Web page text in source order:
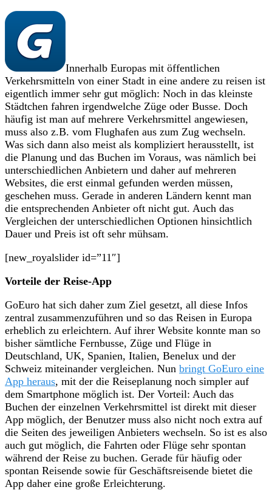
Innerhalb Europas mit öffentlichen
Verkehrsmitteln von einer Stadt in eine andere zu reisen ist
eigentlich immer sehr gut möglich: Noch in das kleinste
Städtchen fahren irgendwelche Züge oder Busse. Doch
häufig ist man auf mehrere Verkehrsmittel angewiesen,
muss also z.B. vom Flughafen aus zum Zug wechseln.
Was sich dann also meist als kompliziert herausstellt, ist
die Planung und das Buchen im Voraus, was nämlich bei
unterschiedlichen Anbietern und daher auf mehreren
Websites, die erst einmal gefunden werden müssen,
geschehen muss. Gerade in anderen Ländern kennt man
die entsprechenden Anbieter oft nicht gut. Auch das
Vergleichen der unterschiedlichen Optionen hinsichtlich
Dauer und Preis ist oft sehr mühsam.
[new_royalslider id=”11″]
Vorteile der Reise-App
GoEuro hat sich daher zum Ziel gesetzt, all diese Infos
zentral zusammenzuführen und so das Reisen in Europa
erheblich zu erleichtern. Auf ihrer Website konnte man so
bisher sämtliche Fernbusse, Züge und Flüge in
Deutschland, UK, Spanien, Italien, Benelux und der
Schweiz miteinander vergleichen. Nun bringt GoEuro eine
App heraus, mit der die Reiseplanung noch simpler auf
dem Smartphone möglich ist. Der Vorteil: Auch das
Buchen der einzelnen Verkehrsmittel ist direkt mit dieser
App möglich, der Benutzer muss also nicht noch extra auf
die Seiten des jeweiligen Anbieters wechseln. So ist es also
auch gut möglich, die Fahrten oder Flüge sehr spontan
während der Reise zu buchen. Gerade für häufig oder
spontan Reisende sowie für Geschäftsreisende bietet die
App daher eine große Erleichterung.